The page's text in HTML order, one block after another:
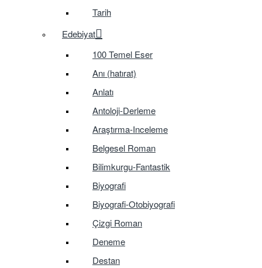
Tarih
Edebiyat
100 Temel Eser
Anı (hatırat)
Anlatı
Antoloji-Derleme
Araştırma-Inceleme
Belgesel Roman
Bilimkurgu-Fantastik
Biyografi
Biyografi-Otobiyografi
Çizgi Roman
Deneme
Destan